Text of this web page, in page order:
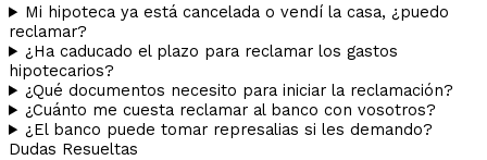
Mi hipoteca ya está cancelada o vendí la casa, ¿puedo
reclamar?
¿Ha caducado el plazo para reclamar los gastos
hipotecarios?
¿Qué documentos necesito para iniciar la reclamación?
¿Cuánto me cuesta reclamar al banco con vosotros?
¿El banco puede tomar represalias si les demando?
Dudas Resueltas